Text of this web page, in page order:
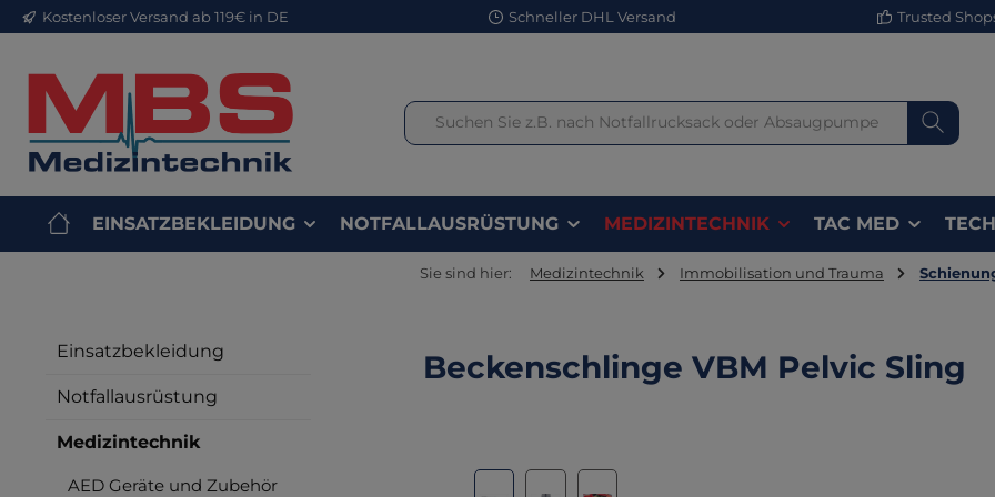
Hauptinhalt springen
Zur Suche springen
Zur Hauptnavigation springen
Kostenloser Versand ab 119€ in DE Schneller DHL Versand Trusted
EINSATZBEKLEIDUNG NOTFALLAUSRÜSTUNG MEDIZINTECHNIK TAC MED
Sie sind hier: Medizintechnik Immobilisation und Trauma
Einsatzbekleidung
Notfallausrüstung
Medizintechnik
AED Geräte und Zubehör
Beckenschlinge VBM Pelvic Sling
Bildergalerie überspringen